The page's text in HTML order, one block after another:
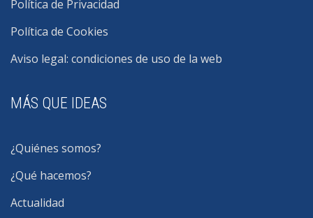
Política de Privacidad
Política de Cookies
Aviso legal: condiciones de uso de la web
MÁS QUE IDEAS
¿Quiénes somos?
¿Qué hacemos?
Actualidad